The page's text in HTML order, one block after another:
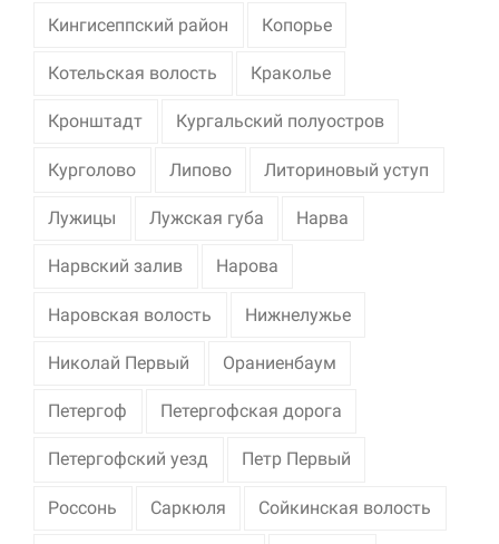
Кингисеппский район Копорье
Котельская волость Краколье
Кронштадт Кургальский полуостров
Курголово Липово Литориновый уступ
Лужицы Лужская губа Нарва
Нарвский залив Нарова
Наровская волость Нижнелужье
Николай Первый Ораниенбаум
Петергоф Петергофская дорога
Петергофский уезд Петр Первый
Россонь Саркюля Сойкинская волость